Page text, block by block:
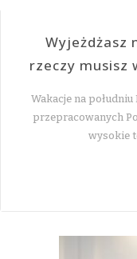
Wyjeżdżasz
rzeczy musisz
Wakacje na
przepracowanych
wysokie